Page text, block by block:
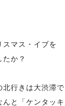
スマス・イブを
か？
行きは大渋滞で
と「ケンタッ